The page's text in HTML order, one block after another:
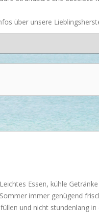
über unsere
Essen, kühle
immer genügend
und nicht stundenlang